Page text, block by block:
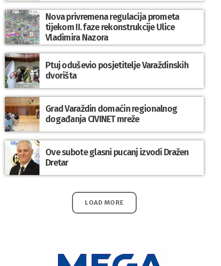
Nova privremena regulacija prometa
tijekom II. faze rekonstrukcije Ulice
Vladimira Nazora
Ptuj oduševio posjetitelje Varaždinskih
dvorišta
Grad Varaždin domaćin regionalnog
događanja CIVINET mreže
Ove subote glasni pucanj izvodi Dražen
Dretar
LOAD MORE